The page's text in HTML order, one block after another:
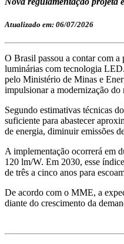
Atualizado em: 06/07/2026
O Brasil passou a contar com a
luminárias com tecnologia
pelo Ministério de Minas e
impulsionar a modernização do
Segundo estimativas técnicas
suficiente para abastecer
de energia, diminuir emissões
A implementação ocorrerá em
120 lm/W. Em 2030, esse
de três a cinco anos para
De acordo com o MME, a
diante do crescimento da